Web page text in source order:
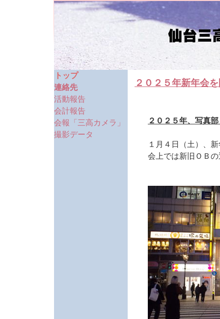
トップ
連絡先
活動報告
会計報告
会報「三高カメラ」
撮影データ
２０２５年新年会
２０２５年、写真
１月４日（土）、
会上では新旧ＯＢ